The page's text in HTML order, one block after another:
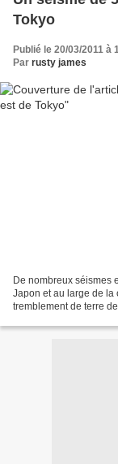
Tokyo
Publié le 20/03/2011 à
Par rusty james
De nombreux séismes
Japon et au large de la
tremblement de terre